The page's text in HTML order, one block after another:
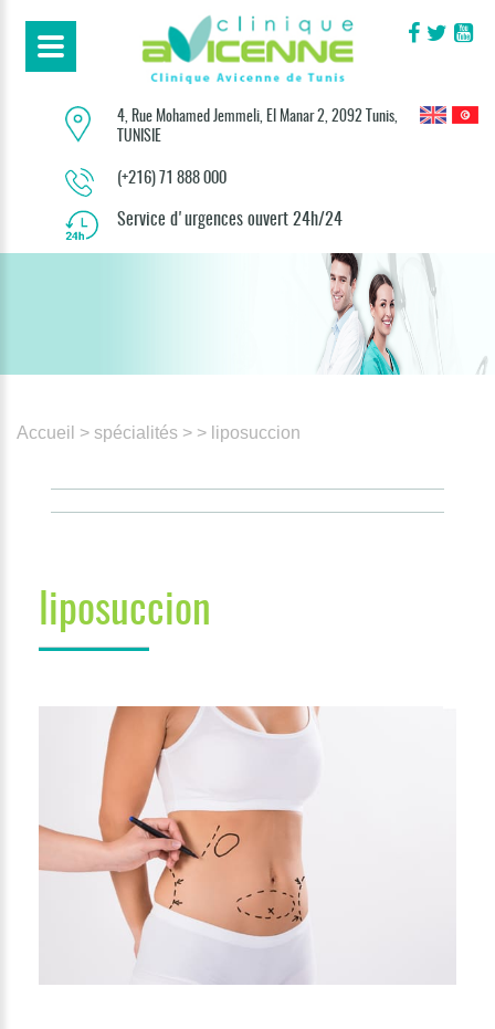
4, Rue Mohamed Jemmeli, El Manar 2, 2092 Tunis,
TUNISIE
(+216) 71 888 000
Service d'urgences ouvert 24h/24
Accueil > spécialités > > liposuccion
liposuccion